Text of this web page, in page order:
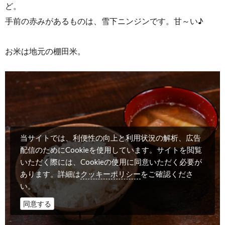
ど。
手前の赤みがあるものは、雪下ニンジンです。甘～い♪
お米は地元の棚田米。
当サイトでは、利便性の向上と利用状況の解析、広告
配信のためにCookieを使用しています。サイトを閲覧
いただく際には、Cookieの使用に同意いただく必要が
あります。詳細はクッキーポリシーをご確認くださ
い。
同意する